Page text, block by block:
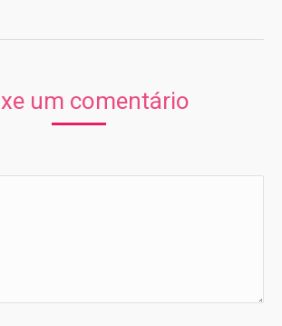
um comentário